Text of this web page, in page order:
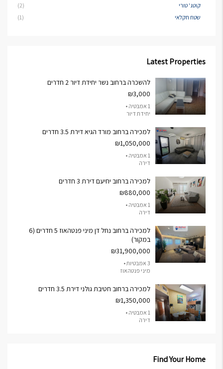
קוטג' טורי
(2)
שטח חקלאי
(1)
Latest Properties
להשכרה ברחוב נשר יחידת דיור 2 חדרים
₪3,000
1 אמבטיה •
יחידת דיור
למכירה ברחוב מורד הגיא דירת 3.5 חדרים
₪1,050,000
1 אמבטיה •
דירה
למכירה ברחוב יחיעם דירת 3 חדרים
₪880,000
1 אמבטיה •
דירה
למכירה ברחוב נחל דן מיני פנטהאוז 5 חדרים (6
במקור)
₪31,900,000
3 אמבטיות •
מיני פנטהאוז
למכירה ברחוב חטיבת גולני דירת 3.5 חדרים
₪1,350,000
1 אמבטיה •
דירה
Find Your Home